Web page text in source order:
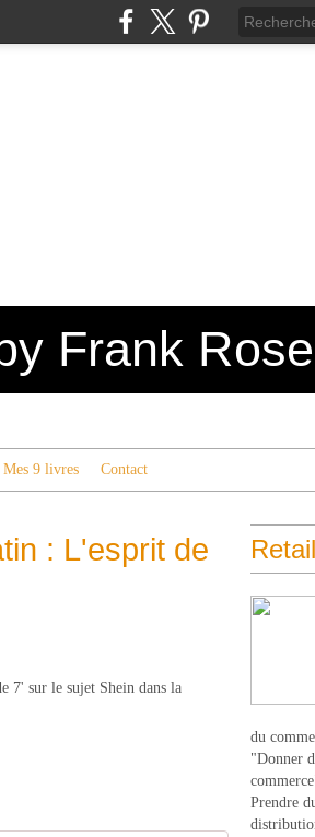
Frank
Mes 9 livres Contact
: L'esprit de
7' sur le sujet Shein dans la
du
"Donner
Prendre